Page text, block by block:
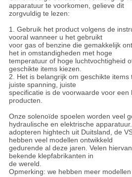
apparatuur te voorkomen, gelieve dit
zorgvuldig te lezen:
1. Gebruik het product volgens de
vooral wanneer u het gebruikt
voor gas of benzine die gemakkelijk
het in omstandigheden met hoge
temperatuur of hoge luchtvochtigheid
geschikte items kiezen.
2. Het is belangrijk om geschikte items
juiste spanning, juiste
specificatie is de voorwaarde voor een
producten.
Onze solenoïde spoelen worden veel
hydraulische en elektrische
adopteren hightech uit Duitsland, de
hebben veel modellen ontwikkeld
gedurende al deze jaren. Velen
bekende klepfabrikanten in
de wereld.
Opmerking: we hebben meer